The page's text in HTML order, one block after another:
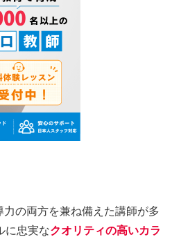
の両方を兼ね備えた講師が多
に忠実なクオリティの高いカラ